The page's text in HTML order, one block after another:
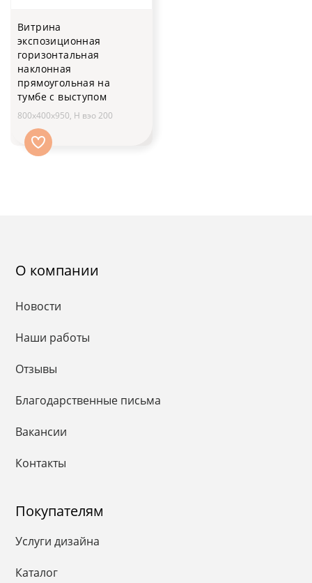
Витрина
экспозиционная
горизонтальная
наклонная
прямоугольная на
тумбе с выступом
800x400x950, H вэо 200
О компании
Новости
Наши работы
Отзывы
Благодарственные письма
Вакансии
Контакты
Покупателям
Услуги дизайна
Каталог